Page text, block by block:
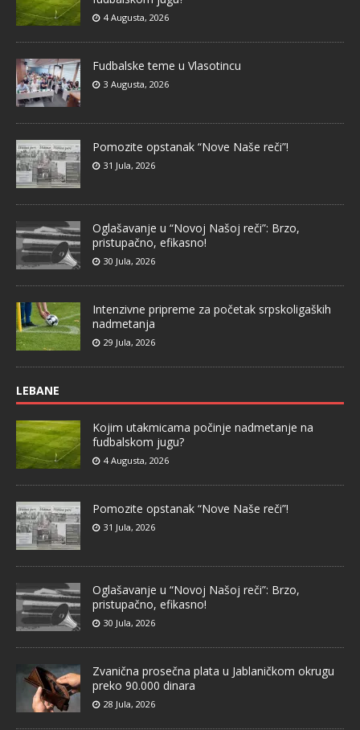
4 Augusta, 2026
Fudbalske teme u Vlasotincu
3 Augusta, 2026
Pomozite opstanak “Nove Naše reči”!
31 Jula, 2026
Oglašavanje u “Novoj Našoj reči”: Brzo,
pristupačno, efikasno!
30 Jula, 2026
Intenzivne pripreme za početak srpskoligaških
nadmetanja
29 Jula, 2026
LEBANE
Kojim utakmicama počinje nadmetanje na
fudbalskom jugu?
4 Augusta, 2026
Pomozite opstanak “Nove Naše reči”!
31 Jula, 2026
Oglašavanje u “Novoj Našoj reči”: Brzo,
pristupačno, efikasno!
30 Jula, 2026
Zvanična prosečna plata u Jablaničkom okrugu
preko 90.000 dinara
28 Jula, 2026